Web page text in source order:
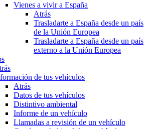
Vienes a vivir a España
Atrás
Trasladarte a España desde un país
de la Unión Europea
Trasladarte a España desde un país
externo a la Unión Europea
de tus vehículos
Atrás
Datos de tus vehículos
Distintivo ambiental
Informe de un vehículo
Llamadas a revisión de un vehículo